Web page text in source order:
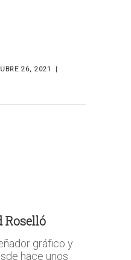
26, 2021
Roselló
gráfico y
hace unos